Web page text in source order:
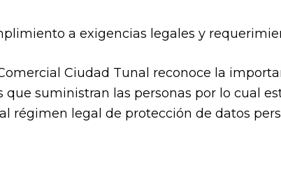
a exigencias legales y
Ciudad Tunal reconoce la
que suministran las personas por lo cual
régimen legal de protección de datos